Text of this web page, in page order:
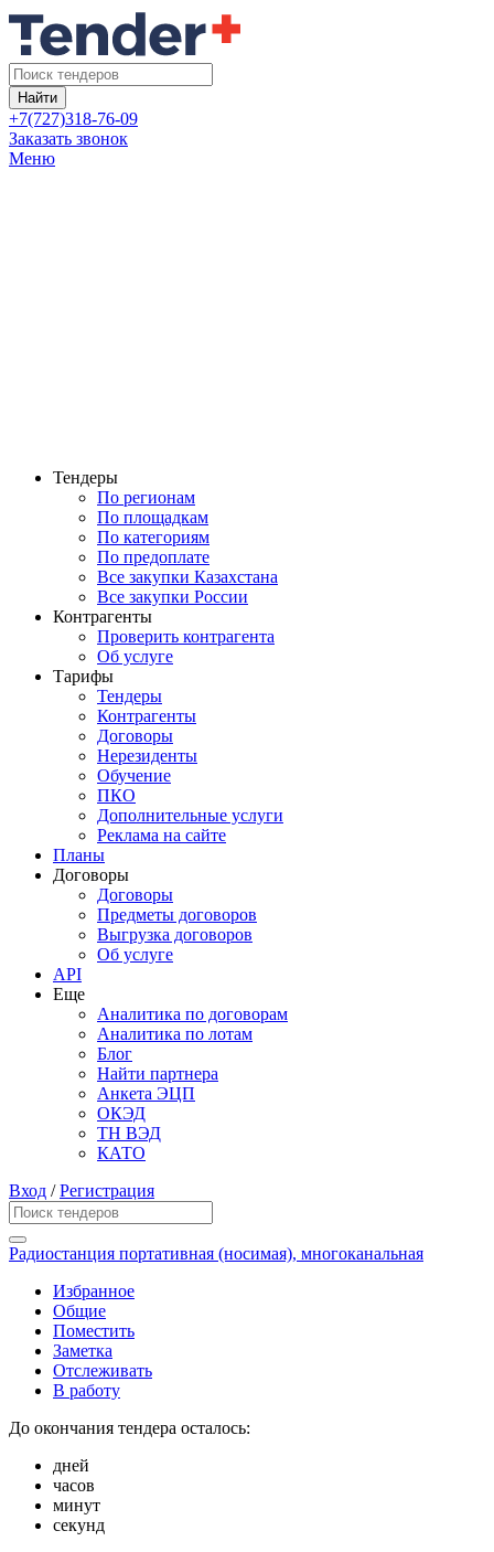
Найти
+7(727)318-76-09
Заказать звонок
Меню
Тендеры
По регионам
По площадкам
По категориям
По предоплате
Все закупки Казахстана
Все закупки России
Контрагенты
Проверить контрагента
Об услуге
Тарифы
Тендеры
Контрагенты
Договоры
Нерезиденты
Обучение
ПКО
Дополнительные услуги
Реклама на сайте
Планы
Договоры
Договоры
Предметы договоров
Выгрузка договоров
Об услуге
API
Еще
Аналитика по договорам
Аналитика по лотам
Блог
Найти партнера
Анкета ЭЦП
ОКЭД
ТН ВЭД
КАТО
Вход /Регистрация
Радиостанция портативная (носимая), многоканальная
Избранное
Общие
Поместить
Заметка
Отслеживать
В работу
До окончания тендера осталось:
дней
часов
минут
секунд